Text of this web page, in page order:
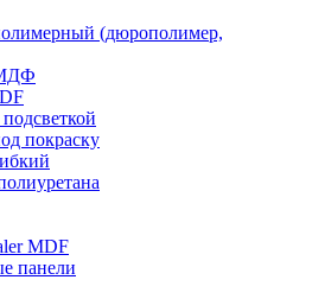
(дюрополимер,
покраску
MDF
панели